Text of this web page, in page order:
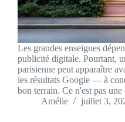
Les grandes enseignes
publicité digitale. Pourtant,
parisienne peut apparaître
les résultats Google — à
bon terrain. Ce n'est pas
Amélie
juillet 3,